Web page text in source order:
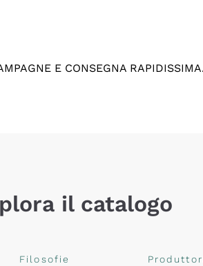
E CONSEGNA
il catalogo
Filosofie